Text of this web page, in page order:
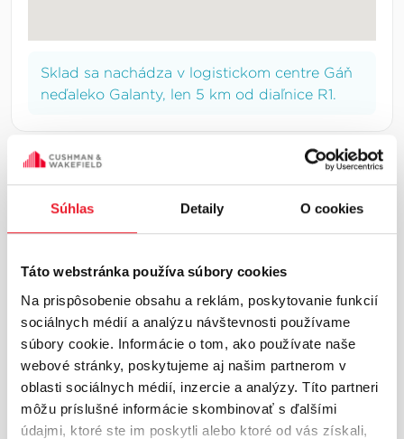
Súhlas Detaily O cookies
Táto webstránka používa súbory cookies
Na prispôsobenie obsahu a reklám, poskytovanie funkcií
sociálnych médií a analýzu návštevnosti používame
súbory cookie. Informácie o tom, ako používate naše
webové stránky, poskytujeme aj našim partnerom v
oblasti sociálnych médií, inzercie a analýzy. Títo partneri
môžu príslušné informácie skombinovať s ďalšími
údajmi, ktoré ste im poskytli alebo ktoré od vás získali,
Sklad sa nachádza v logistickom centre Gáň
neďaleko Galanty, len 5 km od diaľnice R1.
INFORMÁCIE O LOKALITE
Trnava a okolie
Trnavský región patrí medzi kľúčové industriálne
lokality západného Slovenska s výraznou
orientáciou na výrobu a logistiku. Nachádza sa
na strategickom ťahu medzi Bratislavou a Nitrou
s priamym napojením na diaľnicu D1.Oblasti ako
Trnava, Sereď a Vod...Viac o lokalite
Základné trhové ukazovatele